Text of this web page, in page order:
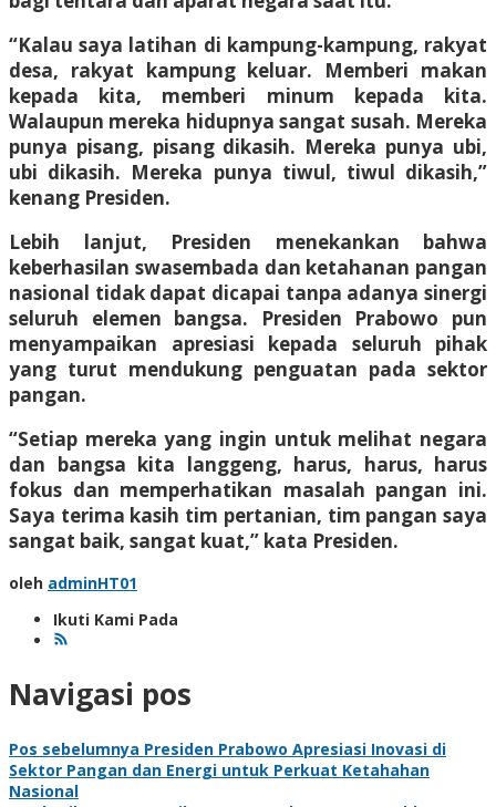
“Kalau saya latihan di kampung-kampung, rakyat
desa, rakyat kampung keluar. Memberi makan
kepada kita, memberi minum kepada kita.
Walaupun mereka hidupnya sangat susah. Mereka
punya pisang, pisang dikasih. Mereka punya ubi,
ubi dikasih. Mereka punya tiwul, tiwul dikasih,”
kenang Presiden.
Lebih lanjut, Presiden menekankan bahwa
keberhasilan swasembada dan ketahanan pangan
nasional tidak dapat dicapai tanpa adanya sinergi
seluruh elemen bangsa. Presiden Prabowo pun
menyampaikan apresiasi kepada seluruh pihak
yang turut mendukung penguatan pada sektor
pangan.
“Setiap mereka yang ingin untuk melihat negara
dan bangsa kita langgeng, harus, harus, harus
fokus dan memperhatikan masalah pangan ini.
Saya terima kasih tim pertanian, tim pangan saya
sangat baik, sangat kuat,” kata Presiden.
oleh adminHT01
Ikuti Kami Pada
Navigasi pos
Pos sebelumnya Presiden Prabowo Apresiasi Inovasi di
Sektor Pangan dan Energi untuk Perkuat Ketahahan
Nasional